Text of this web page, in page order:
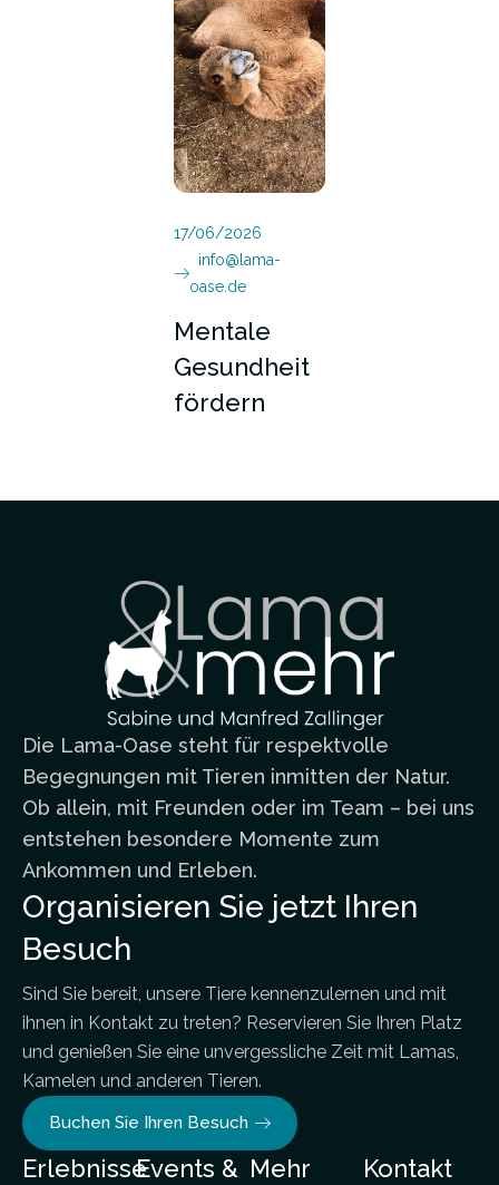
17/06/2026
info@lama-
oase.de
Mentale
Gesundheit
fördern
Die Lama-Oase steht für respektvolle
Begegnungen mit Tieren inmitten der Natur.
Ob allein, mit Freunden oder im Team – bei uns
entstehen besondere Momente zum
Ankommen und Erleben.
Organisieren Sie jetzt Ihren
Besuch
Sind Sie bereit, unsere Tiere kennenzulernen und mit
ihnen in Kontakt zu treten? Reservieren Sie Ihren Platz
und genießen Sie eine unvergessliche Zeit mit Lamas,
Kamelen und anderen Tieren.
Buchen Sie Ihren Besuch
ErlebnisseEvents & Mehr
Kontakt